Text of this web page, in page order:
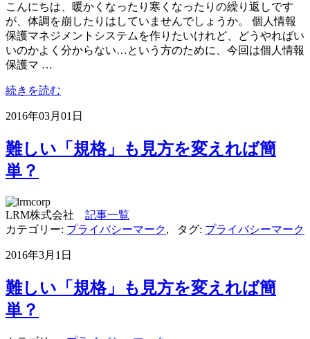
こんにちは、暖かくなったり寒くなったりの繰り返しです
が、体調を崩したりはしていませんでしょうか。 個人情報
保護マネジメントシステムを作りたいけれど、どうやればい
いのかよく分からない…という方のために、今回は個人情報
保護マ …
続きを読む
2016年03月01日
難しい「規格」も見方を変えれば簡
単？
LRM株式会社 記事一覧
カテゴリー: プライバシーマーク, タグ: プライバシーマーク
2016年3月1日
難しい「規格」も見方を変えれば簡
単？